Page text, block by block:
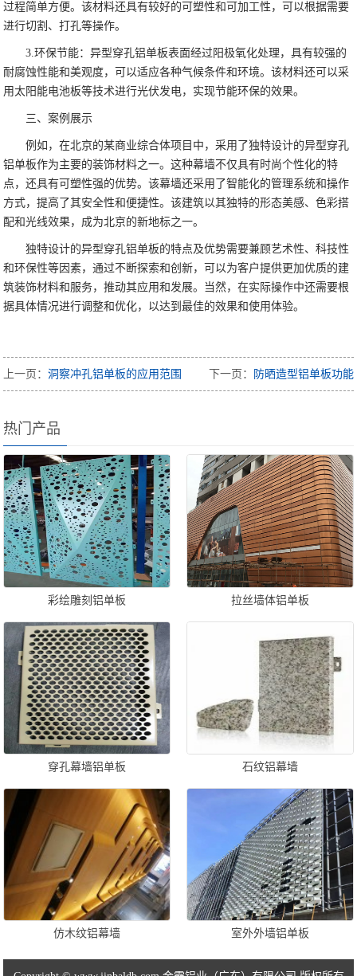
过程简单方便。该材料还具有较好的可塑性和可加工性，可以根据需要
进行切割、打孔等操作。
3.环保节能：异型穿孔铝单板表面经过阳极氧化处理，具有较强的
耐腐蚀性能和美观度，可以适应各种气候条件和环境。该材料还可以采
用太阳能电池板等技术进行光伏发电，实现节能环保的效果。
三、案例展示
例如，在北京的某商业综合体项目中，采用了独特设计的异型穿孔
铝单板作为主要的装饰材料之一。这种幕墙不仅具有时尚个性化的特
点，还具有可塑性强的优势。该幕墙还采用了智能化的管理系统和操作
方式，提高了其安全性和便捷性。该建筑以其独特的形态美感、色彩搭
配和光线效果，成为北京的新地标之一。
独特设计的异型穿孔铝单板的特点及优势需要兼顾艺术性、科技性
和环保性等因素，通过不断探索和创新，可以为客户提供更加优质的建
筑装饰材料和服务，推动其应用和发展。当然，在实际操作中还需要根
据具体情况进行调整和优化，以达到最佳的效果和使用体验。
上一页：洞察冲孔铝单板的应用范围 下一页： 防晒造型铝单板功能
热门产品
彩绘雕刻铝单板 拉丝墙体铝单板
穿孔幕墙铝单板 石纹铝幕墙
仿木纹铝幕墙 室外外墙铝单板